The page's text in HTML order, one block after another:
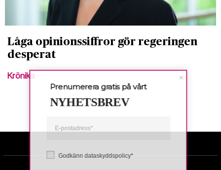
Låga opinionssiffror gör regeringen
desperat
Krönika
Godkänn dataskyddspolicy*
Prenumerera gratis på vårt
NYHETSBREV